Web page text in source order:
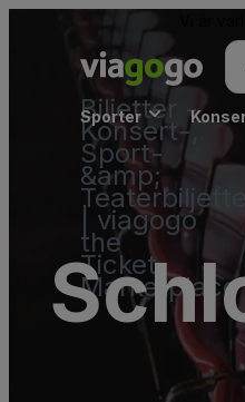
Vi är
Biljetter -
Konsert-,
Sport-
&amp;
| viagogo
the
Ticket
Marketplace
Sporter